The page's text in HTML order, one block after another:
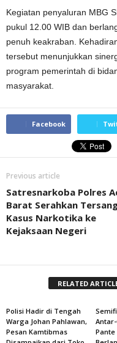
Kegiatan penyaluran MBG
pukul 12.00 WIB dan
penuh keakraban.
tersebut menunjukkan
program pemerintah di
masyarakat.
Facebook
Previous article
Satresnarkoba Polres
Barat Serahkan
Kasus Narkotika ke
Kejaksaan Negeri
RELATED
Polisi Hadir di Tengah
Warga Johan Pahlawan,
Pesan Kamtibmas
Pante